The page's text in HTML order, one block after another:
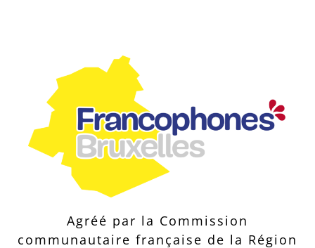
Agréé par la Commission
communautaire française de la Région